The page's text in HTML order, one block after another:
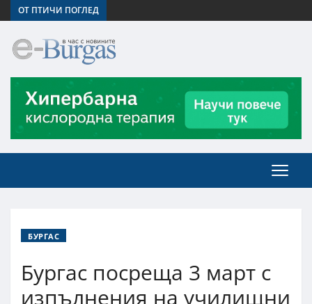
ОТ ПТИЧИ ПОГЛЕД
БУРГАС
Бургас посреща 3 март с
изпълнения на училищни